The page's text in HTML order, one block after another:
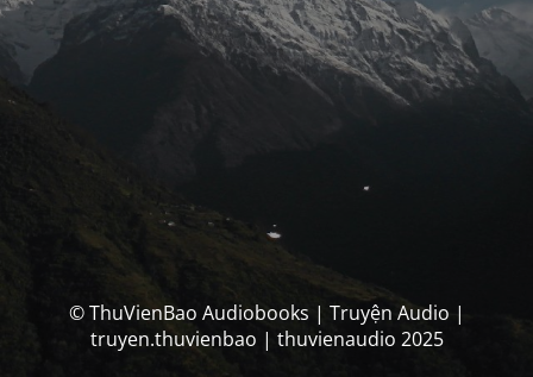
© ThuVienBao Audiobooks | Truyện Audio |
truyen.thuvienbao | thuvienaudio 2025